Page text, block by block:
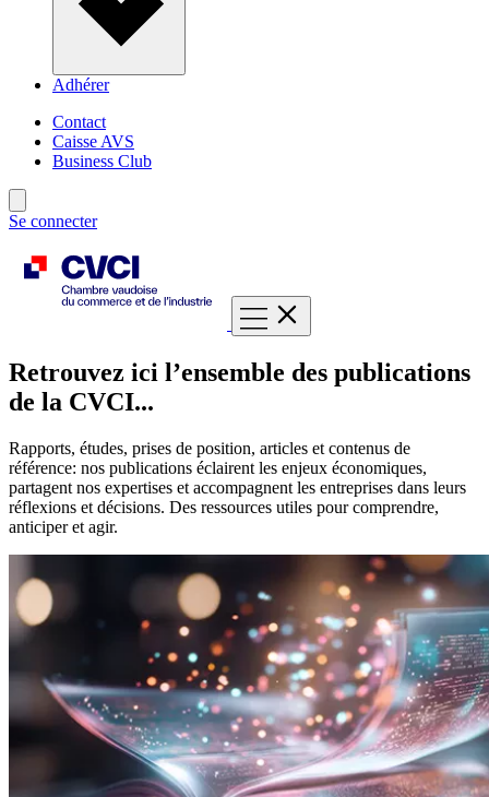
Adhérer
Contact
Caisse AVS
Business Club
Se connecter
Retrouvez ici l’ensemble des publications
de la CVCI...
Rapports, études, prises de position, articles et contenus de
référence: nos publications éclairent les enjeux économiques,
partagent nos expertises et accompagnent les entreprises dans leurs
réflexions et décisions. Des ressources utiles pour comprendre,
anticiper et agir.